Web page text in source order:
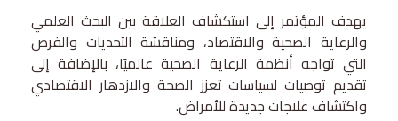
يهدف المؤتمر إلى استكشاف العلاقة بين البحث العلمي
والرعاية الصحية والاقتصاد، ومناقشة التحديات والفرص
التي تواجه أنظمة الرعاية الصحية عالميًا، بالإضافة إلى
تقديم توصيات لسياسات تعزز الصحة والازدهار الاقتصادي
واكتشاف علاجات جديدة للأمراض.